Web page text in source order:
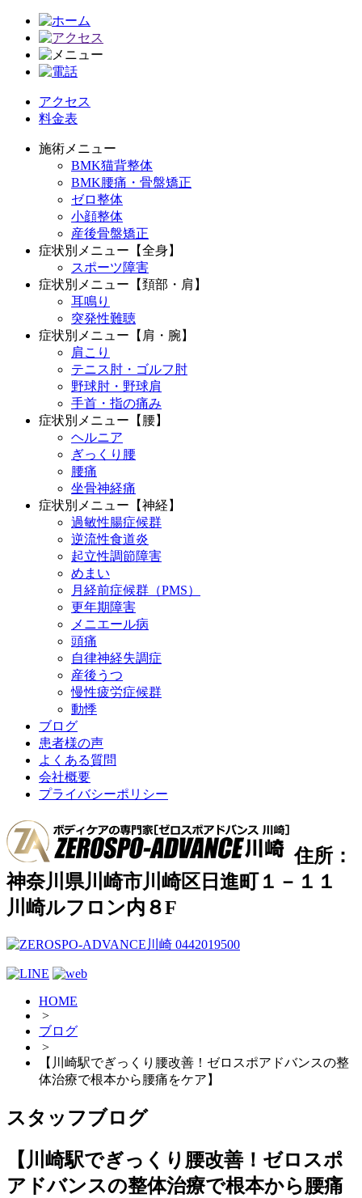
アクセス
料金表
施術メニュー
BMK猫背整体
BMK腰痛・骨盤矯正
ゼロ整体
小顔整体
産後骨盤矯正
症状別メニュー【全身】
スポーツ障害
症状別メニュー【頚部・肩】
耳鳴り
突発性難聴
症状別メニュー【肩・腕】
肩こり
テニス肘・ゴルフ肘
野球肘・野球肩
手首・指の痛み
症状別メニュー【腰】
ヘルニア
ぎっくり腰
腰痛
坐骨神経痛
症状別メニュー【神経】
過敏性腸症候群
逆流性食道炎
起立性調節障害
めまい
月経前症候群（PMS）
更年期障害
メニエール病
頭痛
自律神経失調症
産後うつ
慢性疲労症候群
動悸
ブログ
患者様の声
よくある質問
会社概要
プライバシーポリシー
住所：
神奈川県川崎市川崎区日進町１－１１
川崎ルフロン内８F
HOME
>
ブログ
>
【川崎駅でぎっくり腰改善！ゼロスポアドバンスの整
体治療で根本から腰痛をケア】
スタッフブログ
【川崎駅でぎっくり腰改善！ゼロスポ
アドバンスの整体治療で根本から腰痛